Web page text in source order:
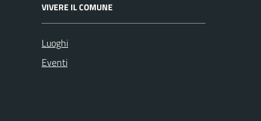
VIVERE IL COMUNE
Luoghi
Eventi